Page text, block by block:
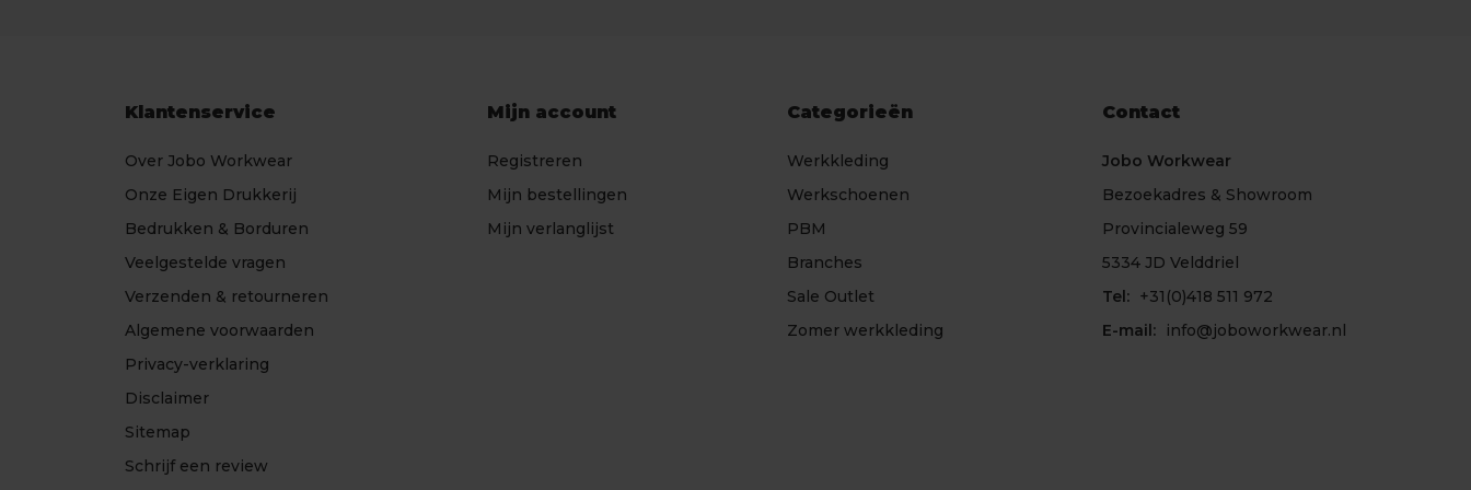
Klantenservice
Over Jobo Workwear
Onze Eigen Drukkerij
Bedrukken & Borduren
Veelgestelde vragen
Verzenden & retourneren
Algemene voorwaarden
Privacy-verklaring
Disclaimer
Sitemap
Schrijf een review
Mijn account
Registreren
Mijn bestellingen
Mijn verlanglijst
Categorieën
Werkkleding
Werkschoenen
PBM
Branches
Sale Outlet
Zomer werkkleding
Contact
Jobo Workwear
Bezoekadres & Showroom
Provincialeweg 59
5334 JD Velddriel
Tel: +31(0)418 511 972
E-mail:
info@joboworkwear.nl